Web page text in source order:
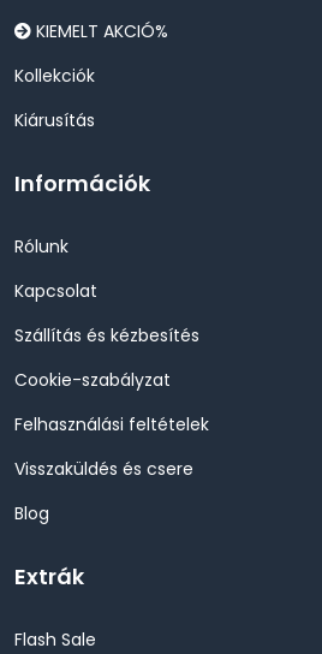
KIEMELT AKCIÓ%
Kollekciók
Kiárusítás
Információk
Rólunk
Kapcsolat
Szállítás és kézbesítés
Cookie-szabályzat
Felhasználási feltételek
Visszaküldés és csere
Blog
Extrák
Flash Sale